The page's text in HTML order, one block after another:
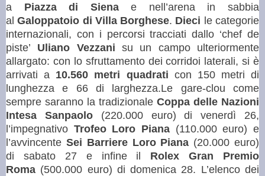
a Piazza di Sienae nell’arena in sabbia
alGaloppatoio di Villa Borghese. Dieci le categorie
internazionali, con i percorsi tracciati dallo ‘chef de
piste’ Uliano Vezzani su un campo ulteriormente
allargato: con lo sfruttamento dei corridoi laterali, si è
arrivati a 10.560 metri quadrati con 150 metri di
lunghezza e 66 di larghezza.Le gare-clou come
sempre saranno la tradizionale Coppa delle Nazioni
Intesa Sanpaolo(220.000 euro) di venerdì 26,
l’impegnativo Trofeo Loro Piana (110.000 euro) e
l’avvincente Sei Barriere Loro Piana (20.000 euro)
di sabato 27 e infine il Rolex Gran Premio
Roma (500.000 euro) di domenica 28. L’elenco dei